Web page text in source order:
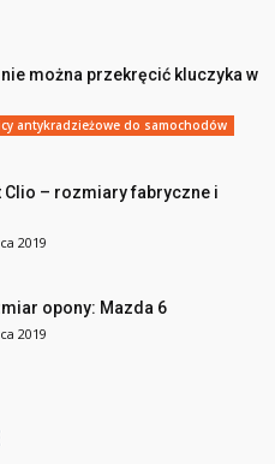
można przekręcić kluczyka w
antykradzieżowe do samochodów
Clio – rozmiary fabryczne i
2019
opony: Mazda 6
2019